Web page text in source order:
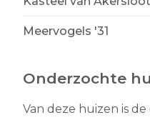
Meervogels '31
Onderzochte
Van deze huizen is de